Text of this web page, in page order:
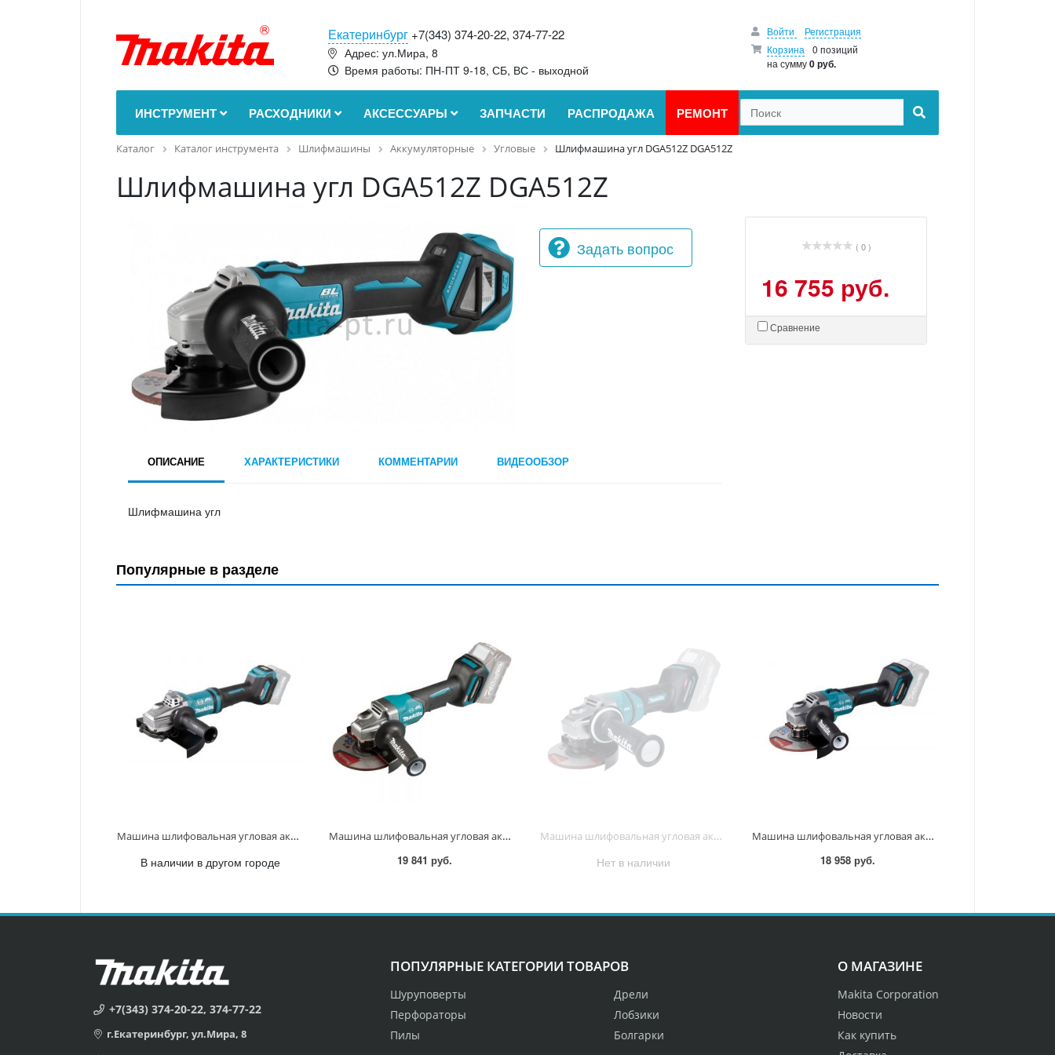
Екатеринбург +7(343) 374-20-22, 374-77-22
Адрес: ул.Мира, 8
Время работы: ПН-ПТ 9-18, СБ, ВС - выходной
Войти
Регистрация
Корзина
0 позиций
на сумму0 руб.
ИНСТРУМЕНТ РАСХОДНИКИ АКСЕССУАРЫ ЗАПЧАСТИ РАСПРОДАЖА РЕМОНТ
Каталог Каталог инструмента Шлифмашины Аккумуляторные Угловые Шлифмашина угл DGA512Z DGA512Z
Шлифмашина угл DGA512Z DGA512Z
Задать вопрос ( 0 )
16 755 руб.
Сравнение
ОПИСАНИЕ ХАРАКТЕРИСТИКИ КОММЕНТАРИИ ВИДЕООБЗОР
Шлифмашина угл
Популярные в разделе
Машина шлифовальная угловая аккум. XGT BL 40В, 230 мм, 6600 об/мин, клавиша GA038GZ GA038GZ
В наличии в другом городе
Машина шлифовальная угловая аккум. XGT BL 40В, 150 мм, 8500 об/мин, широкая клавиша GA036GZ GA036GZ
19 841 руб.
Машина шлифовальная угловая аккум. XGT BL 40В AFT XPT, 125 мм, 11000 об/мин, клавиша GA050GZ GA050GZ
Нет в наличии
Машина шлифовальная угловая аккум. XGT BL 40В, 150 мм, 8500 об/мин, слайдер GA035GZ GA035GZ
18 958 руб.
+7(343) 374-20-22, 374-77-22
г.Екатеринбург, ул.Мира, 8
ПОПУЛЯРНЫЕ КАТЕГОРИИ ТОВАРОВ
Шуруповерты
Перфораторы
Пилы
Дрели
Лобзики
Болгарки
О МАГАЗИНЕ
Makita Corporation
Новости
Как купить